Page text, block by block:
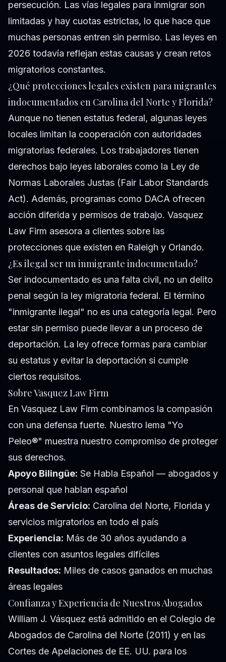
persecución. Las vías legales para inmigrar son
limitadas y hay cuotas estrictas, lo que hace que
muchas personas entren sin permiso. Las leyes en
2026 todavía reflejan estas causas y crean retos
migratorios constantes.
¿Qué protecciones legales existen para migrantes
indocumentados en Carolina del Norte y Florida?
Aunque no tienen estatus federal, algunas leyes
locales limitan la cooperación con autoridades
migratorias federales. Los trabajadores tienen
derechos bajo leyes laborales como la Ley de
Normas Laborales Justas (Fair Labor Standards
Act). Además, programas como DACA ofrecen
acción diferida y permisos de trabajo. Vasquez
Law Firm asesora a clientes sobre las
protecciones que existen en Raleigh y Orlando.
¿Es ilegal ser un inmigrante indocumentado?
Ser indocumentado es una falta civil, no un delito
penal según la ley migratoria federal. El término
"inmigrante ilegal" no es una categoría legal. Pero
estar sin permiso puede llevar a un proceso de
deportación. La ley ofrece formas para cambiar
su estatus y evitar la deportación si cumple
ciertos requisitos.
Sobre Vasquez Law Firm
En Vasquez Law Firm combinamos la compasión
con una defensa fuerte. Nuestro lema "Yo
Peleo®" muestra nuestro compromiso de proteger
sus derechos.
Apoyo Bilingüe: Se Habla Español — abogados y
personal que hablan español
Áreas de Servicio: Carolina del Norte, Florida y
servicios migratorios en todo el país
Experiencia: Más de 30 años ayudando a
clientes con asuntos legales difíciles
Resultados: Miles de casos ganados en muchas
áreas legales
Confianza y Experiencia de Nuestros Abogados
William J. Vásquez está admitido en el Colegio de
Abogados de Carolina del Norte (2011) y en las
Cortes de Apelaciones de EE. UU. para los